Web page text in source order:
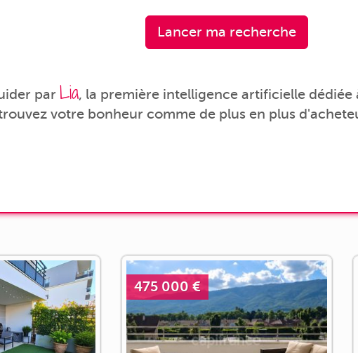
Lancer ma recherche
par Lia, la première intelligence artificielle
votre bonheur comme de plus en plus
475 000 €